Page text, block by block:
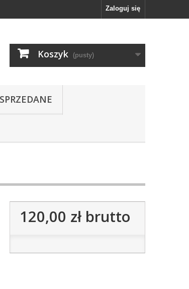
Zaloguj się
Koszyk (pusty)
SPRZEDANE
120,00 złbrutto